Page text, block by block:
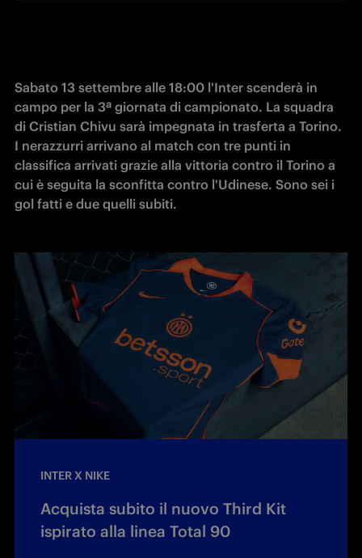
Sabato 13 settembre alle 18:00 l'Inter scenderà in
campo per la 3ª giornata di campionato. La squadra
di Cristian Chivu sarà impegnata in trasferta a Torino.
I nerazzurri arrivano al match con tre punti in
classifica arrivati grazie alla vittoria contro il Torino a
cui è seguita la sconfitta contro l'Udinese. Sono sei i
gol fatti e due quelli subiti.
INTER X NIKE
Acquista subito il nuovo Third Kit
ispirato alla linea Total 90